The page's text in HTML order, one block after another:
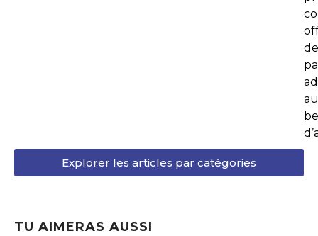
Explorer les articles par catégories
TU AIMERAS AUSSI